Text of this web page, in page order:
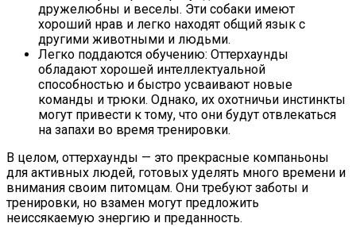
дружелюбны и веселы. Эти собаки имеют
хороший нрав и легко находят общий язык с
другими животными и людьми.
Легко поддаются обучению: Оттерхаунды
обладают хорошей интеллектуальной
способностью и быстро усваивают новые
команды и трюки. Однако, их охотничьи инстинкты
могут привести к тому, что они будут отвлекаться
на запахи во время тренировки.
В целом, оттерхаунды — это прекрасные компаньоны
для активных людей, готовых уделять много времени и
внимания своим питомцам. Они требуют заботы и
тренировки, но взамен могут предложить
неиссякаемую энергию и преданность.